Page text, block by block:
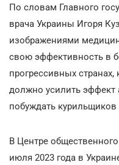
По словам Главного
врача Украины Игоря
изображениями
свою эффективность в
прогрессивных
должно усилить эффект
побуждать курильщиков
В Центре
июля 2023 года в